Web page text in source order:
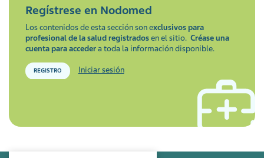
Regístrese en Nodomed
Los contenidos de esta sección son exclusivos para
profesional de la salud registradosen el sitio. Créase una
cuenta para accedera toda la información disponible.
REGISTRO Iniciar sesión